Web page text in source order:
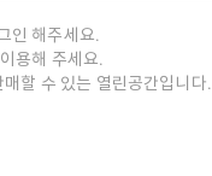
인 해주세요.
용해 주세요.
할 수 있는 열린공간입니다.